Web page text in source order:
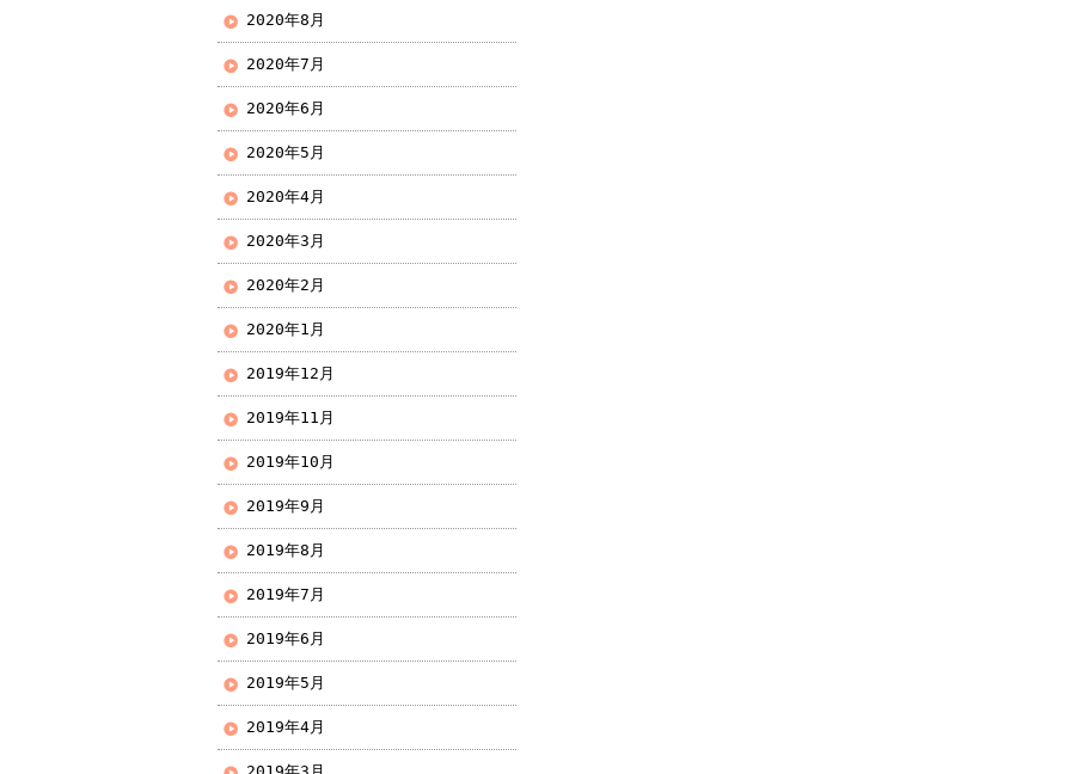
2020年8月
2020年7月
2020年6月
2020年5月
2020年4月
2020年3月
2020年2月
2020年1月
2019年12月
2019年11月
2019年10月
2019年9月
2019年8月
2019年7月
2019年6月
2019年5月
2019年4月